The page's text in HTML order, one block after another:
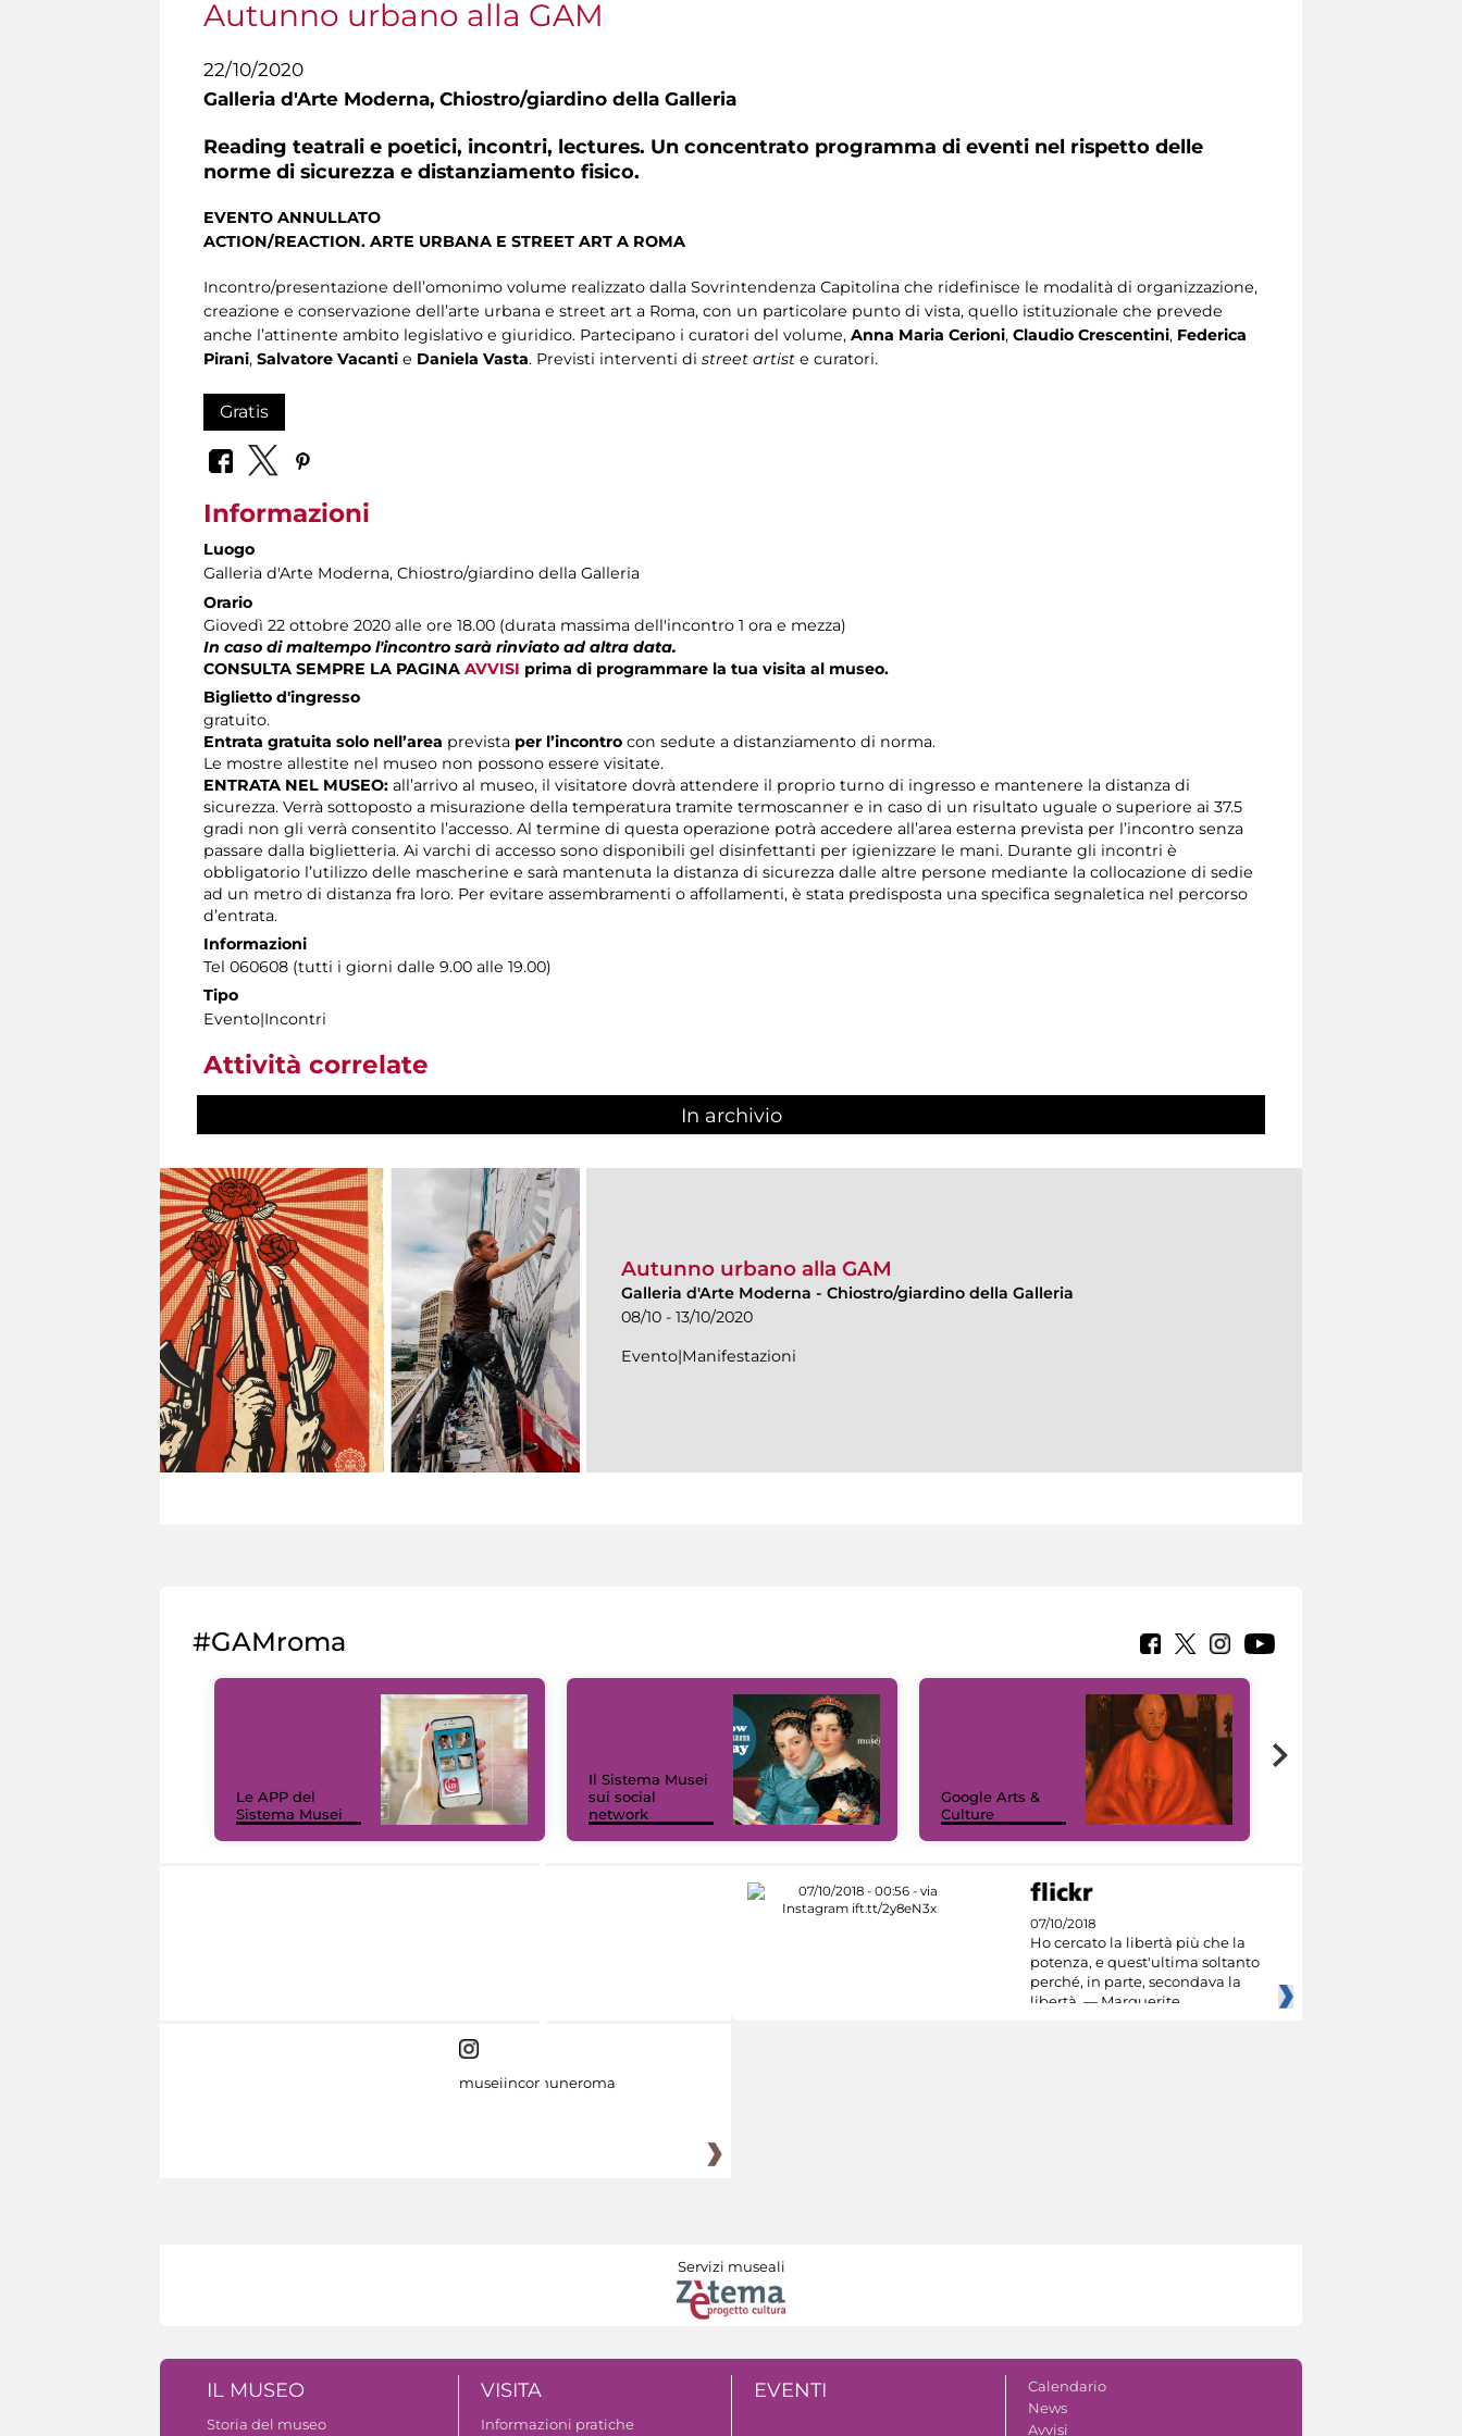
Autunno urbano alla GAM
22/10/2020
Galleria d'Arte Moderna, Chiostro/giardino della Galleria
Reading teatrali e poetici, incontri, lectures. Un concentrato programma di eventi nel rispetto delle
norme di sicurezza e distanziamento fisico.
EVENTO ANNULLATO
ACTION/REACTION. ARTE URBANA E STREET ART A ROMA
Incontro/presentazione dell’omonimo volume realizzato dalla Sovrintendenza Capitolina che ridefinisce le modalità di organizzazione,
creazione e conservazione dell’arte urbana e street art a Roma, con un particolare punto di vista, quello istituzionale che prevede
anche l’attinente ambito legislativo e giuridico. Partecipano i curatori del volume, Anna Maria Cerioni, Claudio Crescentini, Federica
Pirani, Salvatore Vacanti e Daniela Vasta. Previsti interventi di street artist e curatori.
Gratis
Informazioni
Luogo
Galleria d'Arte Moderna, Chiostro/giardino della Galleria
Orario
Giovedì 22 ottobre 2020 alle ore 18.00 (durata massima dell'incontro 1 ora e mezza)
In caso di maltempo l'incontro sarà rinviato ad altra data.
CONSULTA SEMPRE LA PAGINA AVVISI prima di programmare la tua visita al museo.
Biglietto d'ingresso
gratuito.
Entrata gratuita solo nell’area prevista per l’incontro con sedute a distanziamento di norma.
Le mostre allestite nel museo non possono essere visitate.
ENTRATA NEL MUSEO: all’arrivo al museo, il visitatore dovrà attendere il proprio turno di ingresso e mantenere la distanza di
sicurezza. Verrà sottoposto a misurazione della temperatura tramite termoscanner e in caso di un risultato uguale o superiore ai 37.5
gradi non gli verrà consentito l’accesso. Al termine di questa operazione potrà accedere all’area esterna prevista per l’incontro senza
passare dalla biglietteria. Ai varchi di accesso sono disponibili gel disinfettanti per igienizzare le mani. Durante gli incontri è
obbligatorio l’utilizzo delle mascherine e sarà mantenuta la distanza di sicurezza dalle altre persone mediante la collocazione di sedie
ad un metro di distanza fra loro. Per evitare assembramenti o affollamenti, è stata predisposta una specifica segnaletica nel percorso
d’entrata.
Informazioni
Tel 060608 (tutti i giorni dalle 9.00 alle 19.00)
Tipo
Evento|Incontri
Attività correlate
In archivio
Autunno urbano alla GAM
Galleria d'Arte Moderna - Chiostro/giardino della Galleria
08/10 - 13/10/2020
Evento|Manifestazioni
#GAMroma
Le APP del
Sistema Musei
Il Sistema Musei
sui social
network
Google Arts &
Culture
07/10/2018
Ho cercato la libertà più che la
potenza, e quest'ultima soltanto
perché, in parte, secondava la
libertà. — Marguerite
museiincomuneroma
Servizi museali
IL MUSEO
Storia del museo
VISITA
Informazioni pratiche
EVENTI
Calendario
News
Avvisi